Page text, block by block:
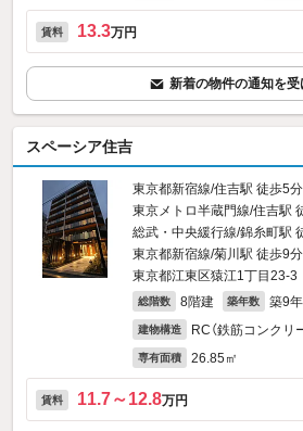
賃料 13.3万円
新着の物件の通知を受
スペーシア住吉
東京都新宿線/住吉駅 徒歩5分
東京メトロ半蔵門線/住吉駅
総武・中央緩行線/錦糸町駅
東京都新宿線/菊川駅 徒歩9分
東京都江東区猿江1丁目23-3
総階数 8階建 築年数 築9
建物構造 RC（鉄筋コンクリ
専有面積 26.85㎡
賃料 11.7～12.8万円